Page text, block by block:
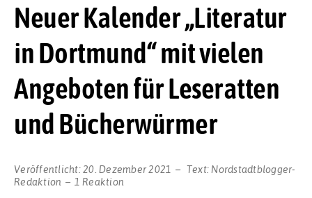
Neuer Kalender „Literatur
in Dortmund“ mit vielen
Angeboten für Leseratten
und Bücherwürmer
Veröffentlicht:20. Dezember 2021 Text: Nordstadtblogger-
Redaktion
1 Reaktion